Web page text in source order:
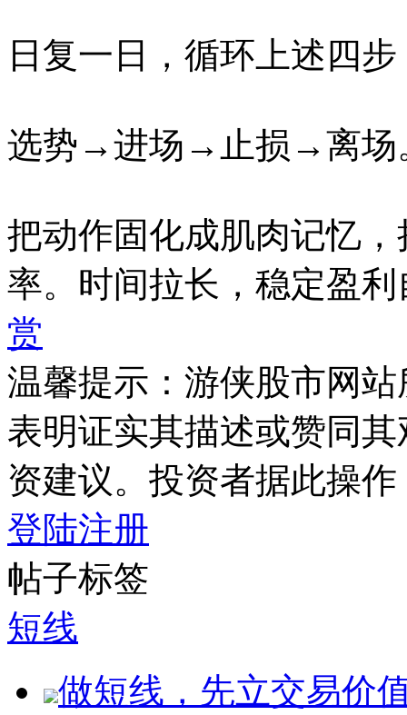
日复一日，循环上述四步
选势→进场→止损→离场
把动作固化成肌肉记忆
率。时间拉长，稳定盈
赏
温馨提示：游侠股市网
表明证实其描述或赞同
资建议。投资者据此操
登陆注册
帖子标签
短线
做短线，先立交易价